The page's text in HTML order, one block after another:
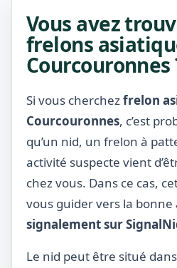
Vous avez
frelons
Courcouronnes
Si vous cherchezfrelon
Courcouronnes, c’est
qu’un nid, un frelon à
activité suspecte vient
chez vous. Dans ce cas,
vous guider vers la bonne
signalement sur
Le nid peut être situé